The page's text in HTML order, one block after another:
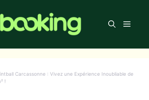
Menu
Carcassonne : Vivez une Expérience Inoubliable de
!